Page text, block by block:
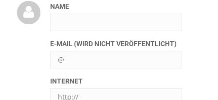
NAME
E-MAIL (WIRD NICHT VERÖFFENTLICHT)
INTERNET